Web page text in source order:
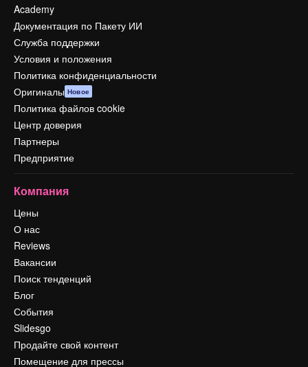
Academy
Документация по Пакету ИИ
Служба поддержки
Условия и положения
Политика конфиденциальности
Оригиналы Новое
Политика файлов cookie
Центр доверия
Партнеры
Предприятие
Компания
Цены
О нас
Reviews
Вакансии
Поиск тенденций
Блог
События
Slidesgo
Продайте свой контент
Помещение для прессы